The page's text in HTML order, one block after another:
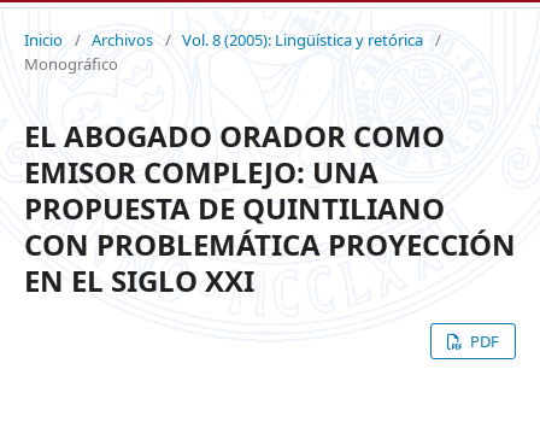
Inicio / Archivos / Vol. 8 (2005): Lingüística y retórica /
Monográfico
EL ABOGADO ORADOR COMO
EMISOR COMPLEJO: UNA
PROPUESTA DE QUINTILIANO
CON PROBLEMÁTICA PROYECCIÓN
EN EL SIGLO XXI
PDF